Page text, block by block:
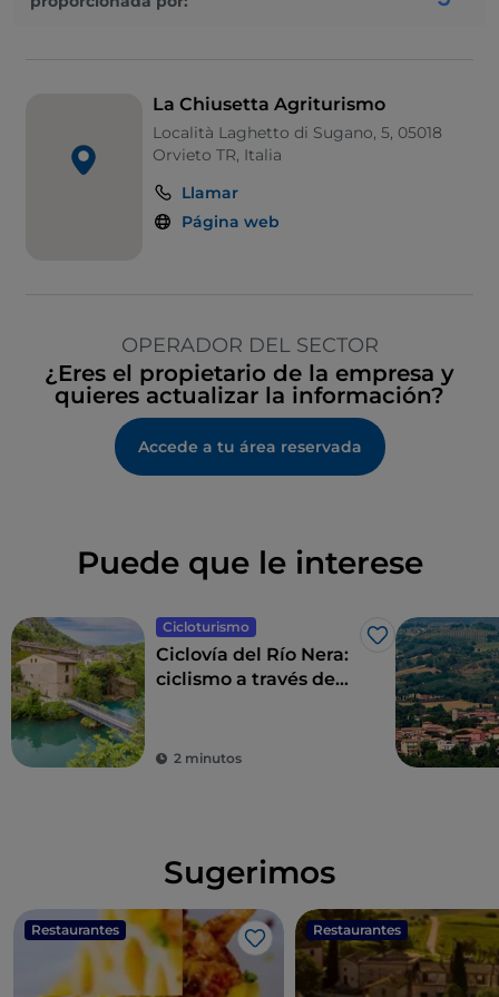
La Chiusetta Agriturismo
Località Laghetto di Sugano, 5, 05018
Orvieto TR, Italia
Llamar
Página web
OPERADOR DEL SECTOR
¿Eres el propietario de la empresa y
quieres actualizar la información?
Accede a tu área reservada
Puede que le interese
Cicloturismo
Me gusta
Ciclovía del Río Nera:
ciclismo a través de
2 minutos
Sugerimos
Restaurantes
Me gusta
Restaurantes